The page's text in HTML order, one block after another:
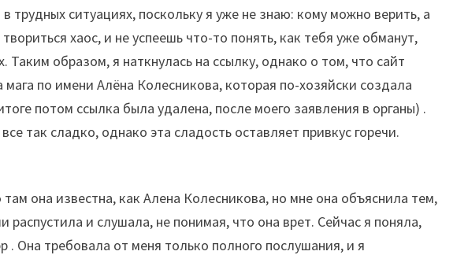
ситуациях, поскольку я уже не знаю: кому можно верить, а
хаос, и не успеешь что-то понять, как тебя уже обманут,
Таким образом, я наткнулась на ссылку, однако о том, что сайт
по имени Алёна Колесникова, которая по-хозяйски создала
потом ссылка была удалена, после моего заявления в органы) .
так сладко, однако эта сладость оставляет привкус горечи.
она известна, как Алена Колесникова, но мне она объяснила тем,
и слушала, не понимая, что она врет. Сейчас я поняла,
. Она требовала от меня только полного послушания, и я